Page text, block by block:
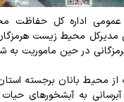
عمومی اداره کل حفاظت
مدیرکل محیط زیست
در حین ماموریت به
محیط بانان برجسته
به آبشخور‌های